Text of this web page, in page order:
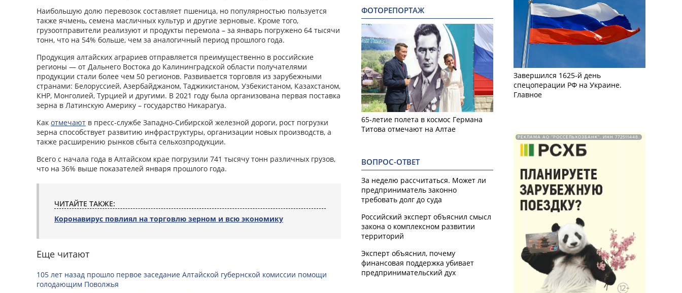
Наибольшую долю перевозок составляет пшеница, но популярностью пользуется
также ячмень, семена масличных культур и другие зерновые. Кроме того,
грузоотправители реализуют и продукты перемола – за январь погружено 64 тысячи
тонн, что на 54% больше, чем за аналогичный период прошлого года.
Продукция алтайских аграриев отправляется преимущественно в российские
регионы — от Дальнего Востока до Калининградской области получателями
продукции стали более чем 50 регионов. Развивается торговля из зарубежными
странами: Белоруссией, Азербайджаном, Таджикистаном, Узбекистаном, Казахстаном,
КНР, Монголией, Турцией и другими. В 2021 году была организована первая поставка
зерна в Латинскую Америку – государство Никарагуа.
Как отмечают в пресс-службе Западно-Сибирской железной дороги, рост погрузки
зерна способствует развитию инфраструктуры, организации новых производств, а
также расширению рынков сбыта сельхозпродукции.
Всего с начала года в Алтайском крае погрузили 741 тысячу тонн различных грузов,
что на 36% выше показателей января прошлого года.
ЧИТАЙТЕ ТАКЖЕ:
Коронавирус повлиял на торговлю зерном и всю экономику
Еще читают
105 лет назад прошло первое заседание Алтайской губернской комиссии помощи
голодающим Поволжья
ФОТОРЕПОРТАЖ
65-летие полета в космос Германа
Титова отмечают на Алтае
ВОПРОС-ОТВЕТ
За неделю рассчитаться. Может ли
предприниматель законно
требовать долг до суда
Российский эксперт объяснил смысл
закона о комплексном развитии
территорий
Эксперт объяснил, почему
финансовая поддержка убивает
предпринимательский дух
Завершился 1625-й день
спецоперации РФ на Украине.
Главное
РЕКЛАМА АО "РОССЕЛЬХОЗБАНК". ИНН 772511448.